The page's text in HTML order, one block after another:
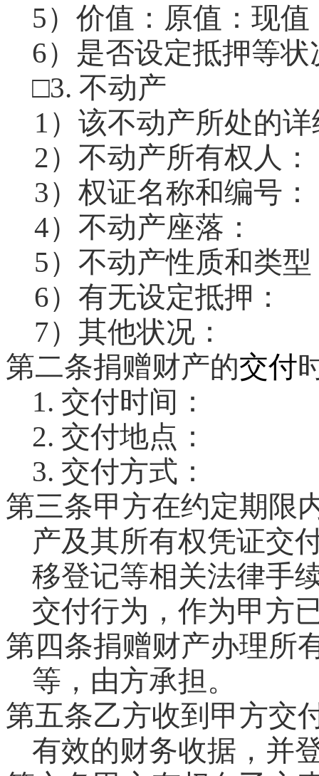
5）价值：原值： 现值
6）是否设定抵押等状
□3. 不动产
1 ）该不动产所处的
2）不动产所有权人：
3）权证名称和编号：
4）不动产座落：
5）不动产性质和类型
6）有无设定抵押：
7）其他状况：
第二条捐赠财产的交付
1. 交付时间：
2. 交付地点：
3. 交付方式：
第三条甲方在约定期限
产及其所有权凭证交
移登记等相关法律手
交付行为，作为甲方
第四条捐赠财产办理所
等，由方承担。
第五条乙方收到甲方交
有效的财务收据，并